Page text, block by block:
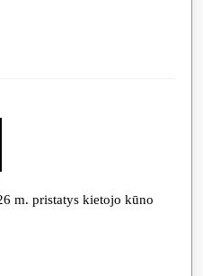
m. pristatys kietojo kūno